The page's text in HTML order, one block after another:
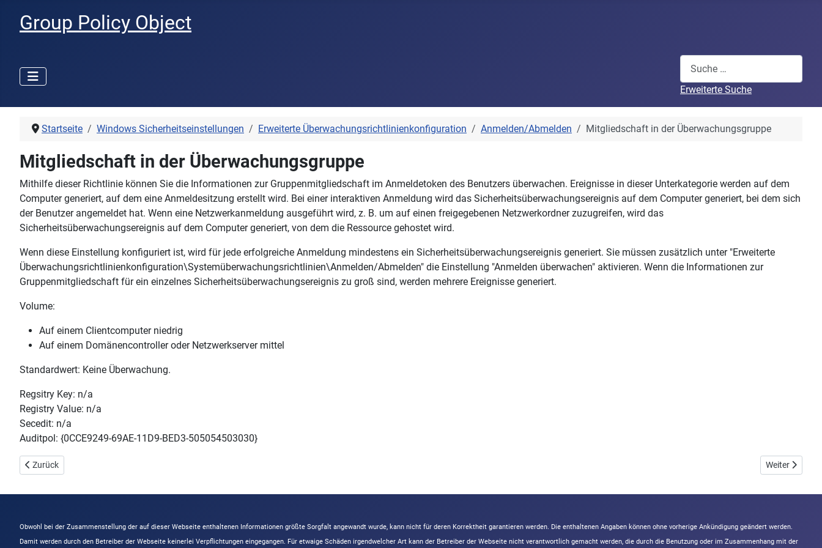
Group Policy Object
Suchen
Erweiterte Suche
Startseite Windows Sicherheitseinstellungen Erweiterte Überwachungsrichtlinienkonfiguration Anmelden/Abmelden Mitgliedschaft in der Überwachungsgruppe
Mitgliedschaft in der Überwachungsgruppe
Mithilfe dieser Richtlinie können Sie die Informationen zur Gruppenmitgliedschaft im Anmeldetoken des Benutzers überwachen. Ereignisse in dieser Unterkategorie werden auf dem
Computer generiert, auf dem eine Anmeldesitzung erstellt wird. Bei einer interaktiven Anmeldung wird das Sicherheitsüberwachungsereignis auf dem Computer generiert, bei dem sich
der Benutzer angemeldet hat. Wenn eine Netzwerkanmeldung ausgeführt wird, z. B. um auf einen freigegebenen Netzwerkordner zuzugreifen, wird das
Sicherheitsüberwachungsereignis auf dem Computer generiert, von dem die Ressource gehostet wird.
Wenn diese Einstellung konfiguriert ist, wird für jede erfolgreiche Anmeldung mindestens ein Sicherheitsüberwachungsereignis generiert. Sie müssen zusätzlich unter "Erweiterte
Überwachungsrichtlinienkonfiguration\Systemüberwachungsrichtlinien\Anmelden/Abmelden" die Einstellung "Anmelden überwachen" aktivieren. Wenn die Informationen zur
Gruppenmitgliedschaft für ein einzelnes Sicherheitsüberwachungsereignis zu groß sind, werden mehrere Ereignisse generiert.
Volume:
Auf einem Clientcomputer niedrig
Auf einem Domänencontroller oder Netzwerkserver mittel
Standardwert: Keine Überwachung.
Regsitry Key: n/a
Registry Value: n/a
Secedit: n/a
Auditpol: {0CCE9249-69AE-11D9-BED3-505054503030}
Vorheriger Beitrag: Kontosperrung überwachen
Zurück Nächster
Weiter
Obwohl bei der Zusammenstellung der auf dieser Webseite enthaltenen Informationen größte Sorgfalt angewandt wurde, kann nicht für deren Korrektheit garantieren werden. Die enthaltenen Angaben können ohne vorherige Ankündigung geändert werden.
Damit werden durch den Betreiber der Webseite keinerlei Verpflichtungen eingegangen. Für etwaige Schäden irgendwelcher Art kann der Betreiber der Webseite nicht verantwortlich gemacht werden, die durch die Benutzung oder im Zusammenhang mit der